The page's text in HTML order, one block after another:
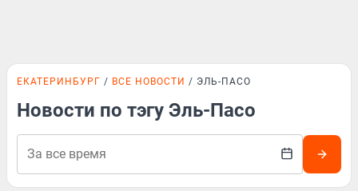
ЕКАТЕРИНБУРГ ВСЕ НОВОСТИ ЭЛЬ-ПАСО
Новости по тэгу Эль-Пасо